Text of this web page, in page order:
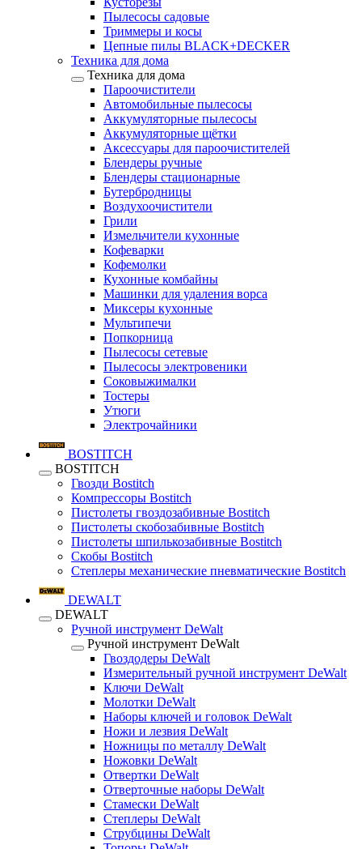
Пылесосы садовые
Триммеры и косы
Цепные пилы BLACK+DECKER
Техника для дома
Техника для дома
Пароочистители
Автомобильные пылесосы
Аккумуляторные пылесосы
Аккумуляторные щётки
Аксессуары для пароочистителей
Блендеры ручные
Блендеры стационарные
Бутербродницы
Воздухоочистители
Грили
Измельчители кухонные
Кофеварки
Кофемолки
Кухонные комбайны
Машинки для удаления ворса
Миксеры кухонные
Мультипечи
Попкорница
Пылесосы сетевые
Пылесосы электровеники
Соковыжималки
Тостеры
Утюги
Электрочайники
BOSTITCH
BOSTITCH
Гвозди Bostitch
Компрессоры Bostitch
Пистолеты гвоздозабивные Bostitch
Пистолеты скобозабивные Bostitch
Пистолеты шпилькозабивные Bostitch
Скобы Bostitch
Степлеры механические пневматические Bostitch
DEWALT
DEWALT
Ручной инструмент DeWalt
Ручной инструмент DeWalt
Гвоздодеры DeWalt
Измерительный ручной инструмент DeWalt
Ключи DeWalt
Молотки DeWalt
Наборы ключей и головок DeWalt
Ножи и лезвия DeWalt
Ножницы по металлу DeWalt
Ножовки DeWalt
Отвертки DeWalt
Отверточные наборы DeWalt
Стамески DeWalt
Степлеры DeWalt
Струбцины DeWalt